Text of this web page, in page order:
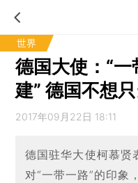
世界
德国大使：“一
建” 德国不想
2017年09月22日 18:11
德国驻华大使柯慕贤
对“一带一路”的印象